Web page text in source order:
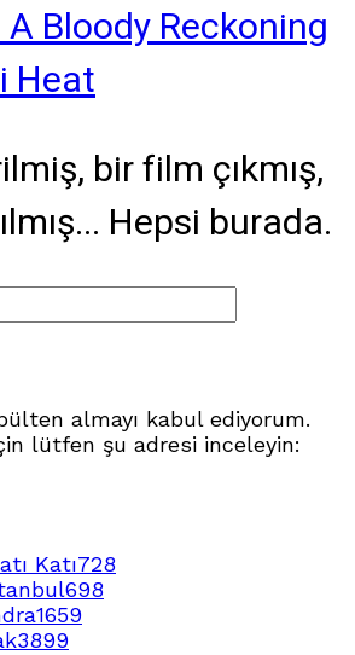
A Bloody Reckoning
Heat
bir film çıkmış,
Hepsi burada.
almayı kabul ediyorum.
lütfen şu adresi inceleyin:
728
698
1659
3899